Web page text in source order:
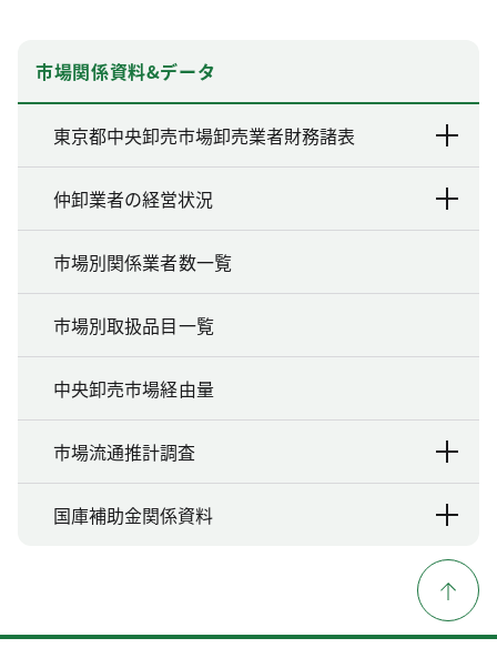
市場関係資料&データ
東京都中央卸売市場卸売業者財務諸表
仲卸業者の経営状況
市場別関係業者数一覧
市場別取扱品目一覧
中央卸売市場経由量
市場流通推計調査
国庫補助金関係資料